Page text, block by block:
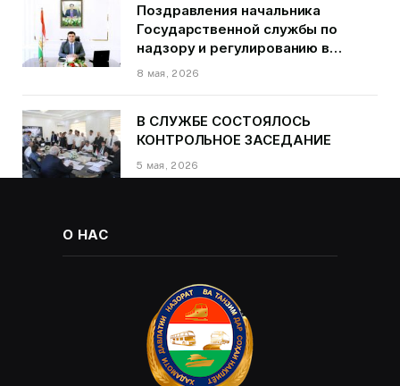
Поздравления начальника
Государственной службы по
надзору и регулированию в
области транспорта Курбонзода
8 мая, 2026
В СЛУЖБЕ СОСТОЯЛОСЬ
КОНТРОЛЬНОЕ ЗАСЕДАНИЕ
5 мая, 2026
О НАС